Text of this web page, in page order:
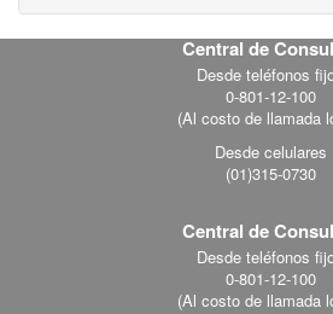
Central de
Desde teléfonos
0-801-12-100
(Al costo de llamada
Desde celulares
(01)315-0730
Central de
Desde teléfonos
0-801-12-100
(Al costo de llamada